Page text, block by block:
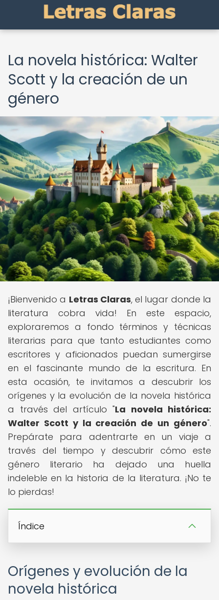
La novela histórica: Walter
Scott y la creación de un
género
¡Bienvenido a Letras Claras, el lugar donde la
literatura cobra vida! En este espacio,
exploraremos a fondo términos y técnicas
literarias para que tanto estudiantes como
escritores y aficionados puedan sumergirse
en el fascinante mundo de la escritura. En
esta ocasión, te invitamos a descubrir los
orígenes y la evolución de la novela histórica
a través del artículo "La novela histórica:
Walter Scott y la creación de un género".
Prepárate para adentrarte en un viaje a
través del tiempo y descubrir cómo este
género literario ha dejado una huella
indeleble en la historia de la literatura. ¡No te
lo pierdas!
Índice
Orígenes y evolución de la
novela histórica